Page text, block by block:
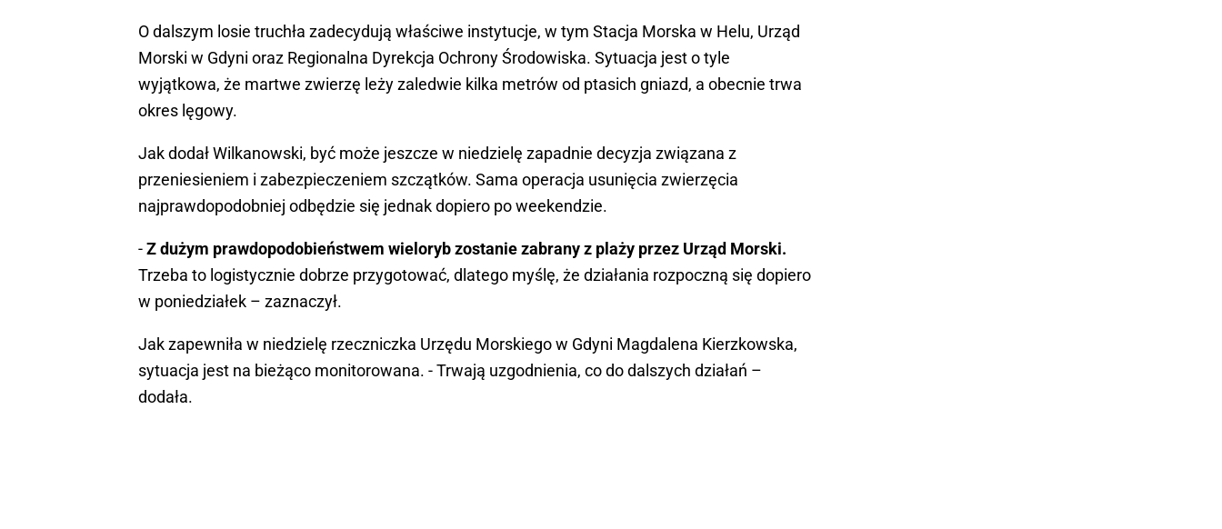
O dalszym losie truchła zadecydują właściwe instytucje, w tym Stacja Morska w Helu, Urząd
Morski w Gdyni oraz Regionalna Dyrekcja Ochrony Środowiska. Sytuacja jest o tyle
wyjątkowa, że martwe zwierzę leży zaledwie kilka metrów od ptasich gniazd, a obecnie trwa
okres lęgowy.
Jak dodał Wilkanowski, być może jeszcze w niedzielę zapadnie decyzja związana z
przeniesieniem i zabezpieczeniem szczątków. Sama operacja usunięcia zwierzęcia
najprawdopodobniej odbędzie się jednak dopiero po weekendzie.
-Z dużym prawdopodobieństwem wieloryb zostanie zabrany z plaży przez Urząd Morski.
Trzeba to logistycznie dobrze przygotować, dlatego myślę, że działania rozpoczną się dopiero
w poniedziałek – zaznaczył.
Jak zapewniła w niedzielę rzeczniczka Urzędu Morskiego w Gdyni Magdalena Kierzkowska,
sytuacja jest na bieżąco monitorowana. - Trwają uzgodnienia, co do dalszych działań –
dodała.